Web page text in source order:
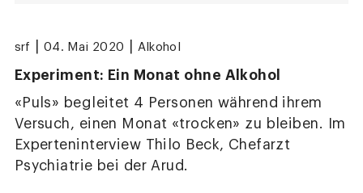
srf 04. Mai 2020 Alkohol
Experiment: Ein Monat ohne Alkohol
«Puls» begleitet 4 Personen während ihrem
Versuch, einen Monat «trocken» zu bleiben. Im
Experteninterview Thilo Beck, Chefarzt
Psychiatrie bei der Arud.